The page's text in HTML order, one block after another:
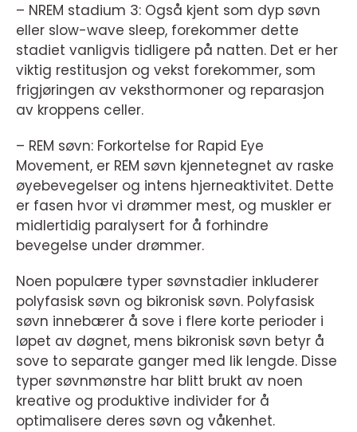
– NREM stadium 3: Også kjent som dyp søvn
eller slow-wave sleep, forekommer dette
stadiet vanligvis tidligere på natten. Det er her
viktig restitusjon og vekst forekommer, som
frigjøringen av veksthormoner og reparasjon
av kroppens celler.
– REM søvn: Forkortelse for Rapid Eye
Movement, er REM søvn kjennetegnet av raske
øyebevegelser og intens hjerneaktivitet. Dette
er fasen hvor vi drømmer mest, og muskler er
midlertidig paralysert for å forhindre
bevegelse under drømmer.
Noen populære typer søvnstadier inkluderer
polyfasisk søvn og bikronisk søvn. Polyfasisk
søvn innebærer å sove i flere korte perioder i
løpet av døgnet, mens bikronisk søvn betyr å
sove to separate ganger med lik lengde. Disse
typer søvnmønstre har blitt brukt av noen
kreative og produktive individer for å
optimalisere deres søvn og våkenhet.